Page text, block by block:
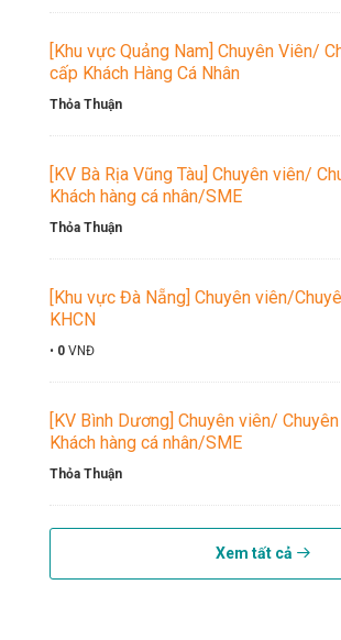
[Khu vực Quảng Nam] Chuyên Viên/
cấp Khách Hàng Cá Nhân
Thỏa Thuận
[KV Bà Rịa Vũng Tàu] Chuyên viên/
Khách hàng cá nhân/SME
Thỏa Thuận
[Khu vực Đà Nẵng] Chuyên viên/
KHCN
• 0 VNĐ
[KV Bình Dương] Chuyên viên/
Khách hàng cá nhân/SME
Thỏa Thuận
Xem tất cả